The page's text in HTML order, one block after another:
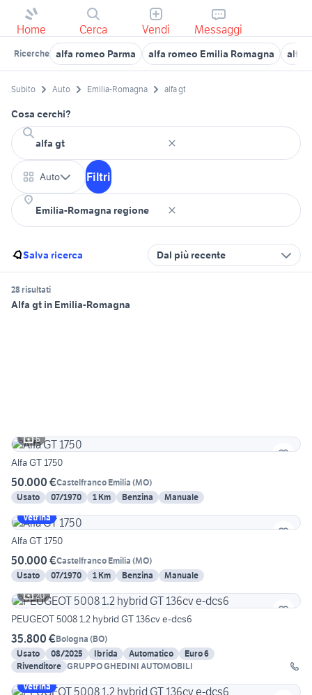
Home Cerca Vendi Messaggi
Ricerche alfa romeo Parma alfa romeo Emilia Romagna alfa
Subito Auto Emilia-Romagna alfa gt
Cosa cerchi?
Auto Filtri
Salva ricerca Dal più recente
28 risultati
Alfa gt in Emilia-Romagna
6
Alfa GT 1750
50.000 €Castelfranco Emilia (MO)
Usato
07/1970 1 Km Benzina
Manuale
Vetrina
Alfa GT 1750
50.000 €Castelfranco Emilia (MO)
Usato
07/1970 1 Km Benzina
Manuale
20
PEUGEOT 5008 1.2 hybrid GT 136cv e-dcs6
35.800 €Bologna (BO)
Usato
08/2025 Ibrida Automatico
Euro 6
Rivenditore GRUPPO GHEDINI AUTOMOBILI
Vetrina